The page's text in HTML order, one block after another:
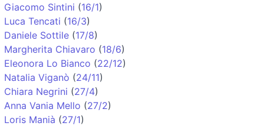
Giacomo Sintini (16/1)
Luca Tencati (16/3)
Daniele Sottile (17/8)
Margherita Chiavaro (18/6)
Eleonora Lo Bianco (22/12)
Natalia Viganò (24/11)
Chiara Negrini (27/4)
Anna Vania Mello (27/2)
Loris Manià (27/1)